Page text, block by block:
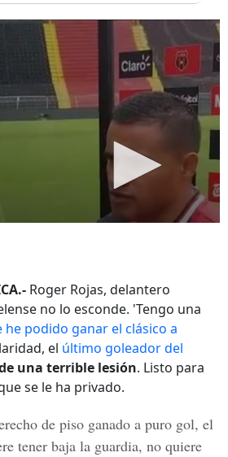
Roger Rojas, delantero
no lo esconde. 'Tengo una
he podido ganar el clásico a
el último goleador del
una terrible lesión. Listo para
se le ha privado.
de piso ganado a puro gol, el
tener baja la guardia, no quiere